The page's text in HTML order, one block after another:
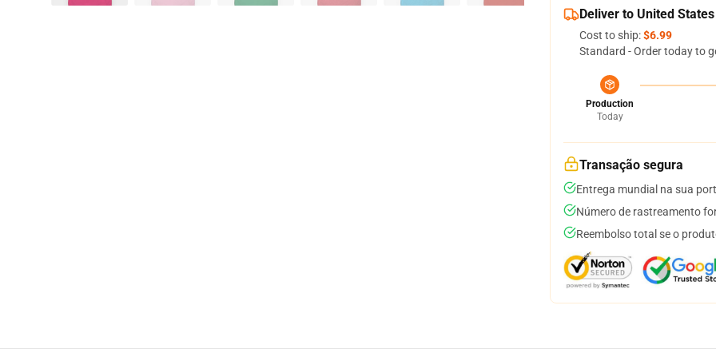
Deliver to United States
Cost to ship:$6.99
Standard - Order today to
Production
Today
Transação segura
Entrega mundial na sua
Número de rastreamento
Reembolso total se o